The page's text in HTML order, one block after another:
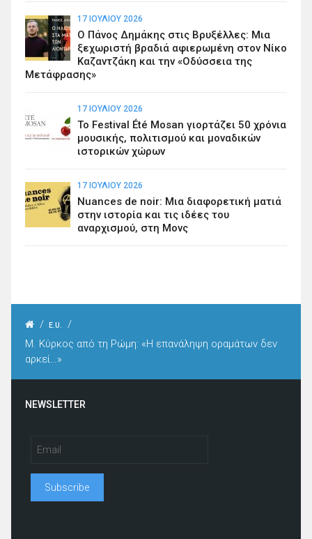
17 ΙΟΥΛΊΟΥ 2026
Ο Πάνος Δημάκης στις Βρυξέλλες: Μια
ξεχωριστή βραδιά αφιερωμένη στον Νίκο
Καζαντζάκη και την «Οδύσσεια της
Μετάφρασης»
17 ΙΟΥΛΊΟΥ 2026
Το Festival Été Mosan γιορτάζει 50 χρόνια
μουσικής, πολιτισμού και μοναδικών
ιστορικών χώρων
17 ΙΟΥΛΊΟΥ 2026
Nuances de noir: Μια διαφορετική ματιά
στην ιστορία και τις ιδέες του
αναρχισμού, στη Μονς
/ E.U.
/
M. Kύρκος από τη Ρώμη: «Η επανάληψη οραμάτων δεν
αρκεί…»
NEWSLETTER